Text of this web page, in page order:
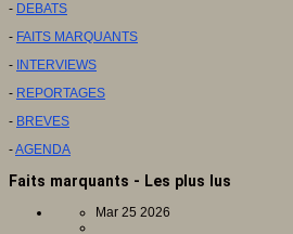
- DEBATS
- FAITS MARQUANTS
- INTERVIEWS
- REPORTAGES
- BREVES
-AGENDA
Faits marquants - Les plus lus
Mar 25 2026